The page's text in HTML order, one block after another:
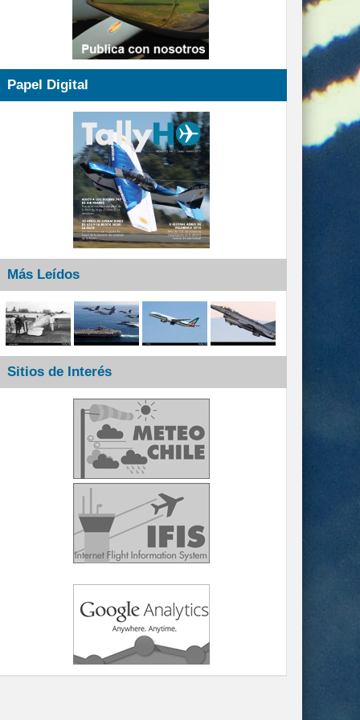
Papel Digital
Más Leídos
Sitios de Interés